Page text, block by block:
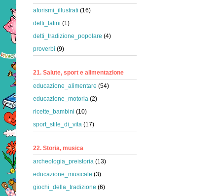
aforismi_illustrati (16)
detti_latini (1)
detti_tradizione_popolare (4)
proverbi (9)
21. Salute, sport e alimentazione
educazione_alimentare (54)
educazione_motoria (2)
ricette_bambini (10)
sport_stile_di_vita (17)
22. Storia, musica
archeologia_preistoria (13)
educazione_musicale (3)
giochi_della_tradizione (6)